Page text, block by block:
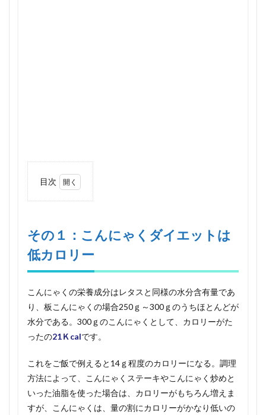
目次
こん
にゃ
くダ
イエ
ット
カロ
リー
2
その
にゃ
くダ
イエ
ット
をす
その１：こんにゃくダイエットは
低カロリー
こんにゃくの栄養成分はレタスと同様の水分含有量であ
り、板こんにゃくの場合250ｇ～300ｇのうちほとんどが
水分である。300ｇのこんにゃくとして、カロリーがた
ったの21Ｋcalです。
これをご飯で例えると14ｇ程度のカロリーになる。調理
方法によって、こんにゃくステーキやこんにゃく炒めと
いった油脂を使った場合は、カロリーがもちろん増えま
すが、こんにゃくは、量の割にカロリーがかなり低いの